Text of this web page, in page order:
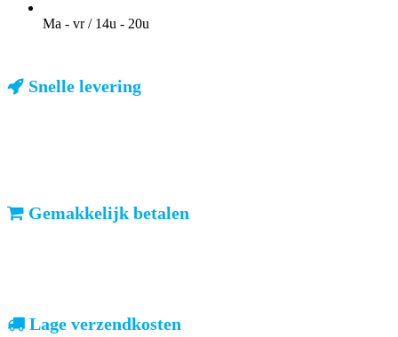
Ma - vr / 14u - 20u
Snelle levering
Gemakkelijk betalen
Lage verzendkosten